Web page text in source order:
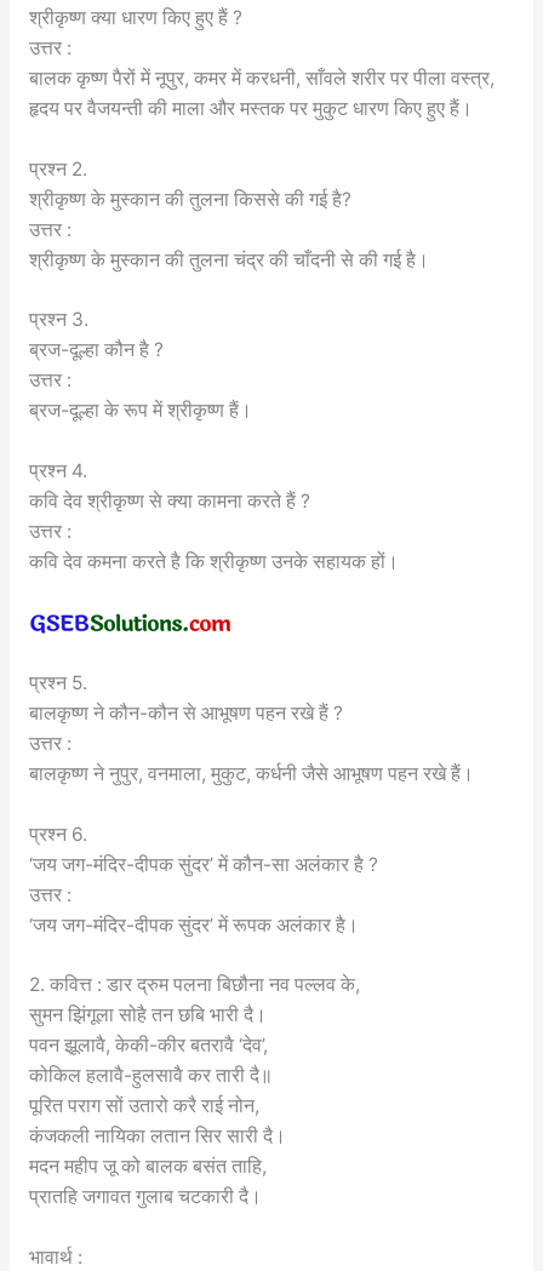
श्रीकृष्ण क्या धारण किए हुए हैं ?
उत्तर :
बालक कृष्ण पैरों में नूपुर, कमर में करधनी, साँवले शरीर पर पीला वस्त्र,
हृदय पर वैजयन्ती की माला और मस्तक पर मुकुट धारण किए हुए हैं।
प्रश्न 2.
श्रीकृष्ण के मुस्कान की तुलना किससे की गई है?
उत्तर :
श्रीकृष्ण के मुस्कान की तुलना चंद्र की चाँदनी से की गई है।
प्रश्न 3.
ब्रज-दूल्हा कौन है ?
उत्तर :
ब्रज-दूल्हा के रूप में श्रीकृष्ण हैं।
प्रश्न 4.
कवि देव श्रीकृष्ण से क्या कामना करते हैं ?
उत्तर :
कवि देव कमना करते है कि श्रीकृष्ण उनके सहायक हों।
प्रश्न 5.
बालकृष्ण ने कौन-कौन से आभूषण पहन रखे हैं ?
उत्तर :
बालकृष्ण ने नुपुर, वनमाला, मुकुट, कर्धनी जैसे आभूषण पहन रखे हैं।
प्रश्न 6.
‘जय जग-मंदिर-दीपक सुंदर’ में कौन-सा अलंकार है ?
उत्तर :
‘जय जग-मंदिर-दीपक सुंदर’ में रूपक अलंकार है।
2. कवित्त : डार द्रुम पलना बिछौना नव पल्लव के,
सुमन झिंगूला सोहै तन छबि भारी दै।
पवन झूलावै, केकी-कीर बतरावै ‘देव’,
कोकिल हलावै-हुलसावै कर तारी दै॥
पूरित पराग सों उतारो करै राई नोन,
कंजकली नायिका लतान सिर सारी दै।
मदन महीप जू को बालक बसंत ताहि,
प्रातहि जगावत गुलाब चटकारी दै।
भावार्थ :